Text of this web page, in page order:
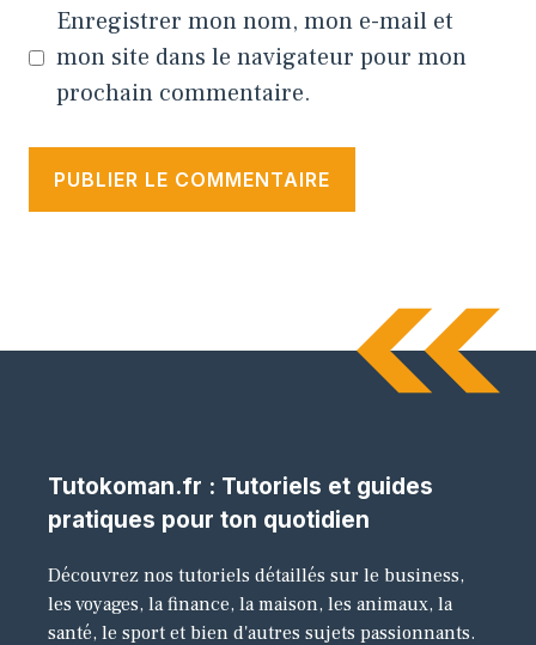
Enregistrer mon nom, mon e-mail et
mon site dans le navigateur pour mon
prochain commentaire.
Tutokoman.fr : Tutoriels et guides
pratiques pour ton quotidien
Découvrez nos tutoriels détaillés sur le business,
les voyages, la finance, la maison, les animaux, la
santé, le sport et bien d'autres sujets passionnants.